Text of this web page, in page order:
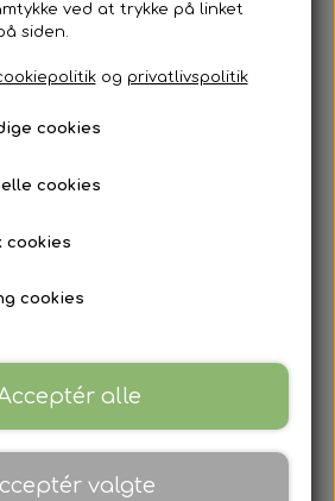
ved at trykke på linket
siden.
og privatlivspolitik
cookies
cookies
cookies
cookies
alle
valgte